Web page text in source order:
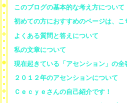
このブログの基本的な考え方について
初めての方におすすめのページは、こ
よくある質問と答えについて
私の文章について
現在起きている「アセンション」の全
２０１２年のアセンションについて
Ｃｅｃｙｅさんの自己紹介です！